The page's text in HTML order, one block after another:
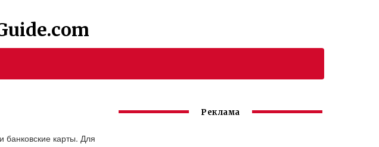
банковские карты. Для
Реклама